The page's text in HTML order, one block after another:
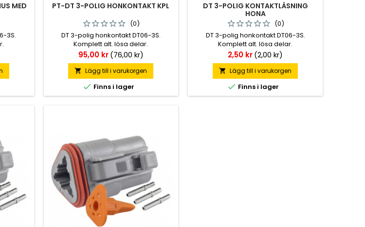
MED
3S.
PT-DT 3-POLIG HONKONTAKT KPL
(0)
DT 3-polig honkontakt DT06-3S.
Komplett alt. lösa delar.
Pris
95,00 kr(76,00 kr)
 Lägg till i varukorgen
 Finns i lager
DT 3-POLIG KONTAKTLÅSNING
HONA
(0)
DT 3-polig honkontakt DT06-3S.
Komplett alt. lösa delar.
Pris
2,50 kr(2,00 kr)
 Lägg till i varukorgen
 Finns i lager